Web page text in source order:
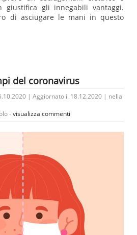
giustifica gli innegabili vantaggi.
di asciugare le mani in questo
del coronavirus
| Aggiornato il 18.12.2020 | nella
-visualizza commenti